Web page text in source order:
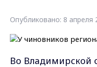
Опубликовано: 8 апреля
Во Владимирской